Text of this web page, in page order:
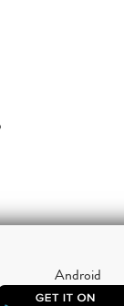
Android